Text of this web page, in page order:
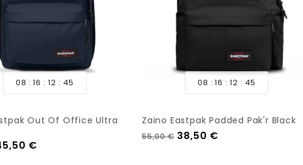
08 16 12 44
Out Of Office Ultra
€
08 16 12 44
Zaino Eastpak Padded Pak'r Black
Prezzo regolare
55,00 € Prezzo
38,50 €